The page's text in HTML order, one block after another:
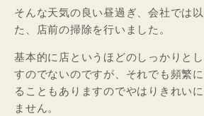
そんな天気の良い昼過ぎ、会社では
た、店前の掃除を行いました。
基本的に店というほどのしっかりと
すのでないのですが、それでも頻繁
ることもありますのでやはりきれい
ません。